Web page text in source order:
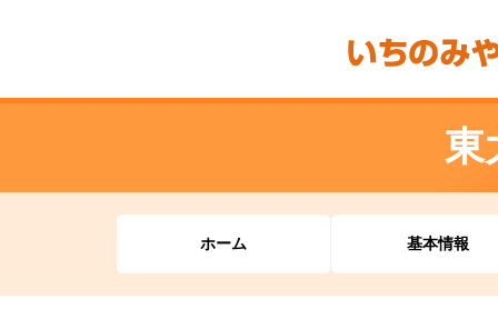
東
ホーム 基本情報